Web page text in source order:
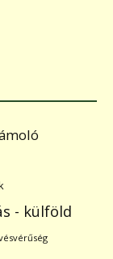
- külföld